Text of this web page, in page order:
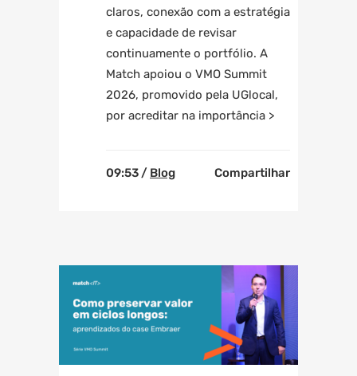
claros, conexão com a estratégia
e capacidade de revisar
continuamente o portfólio. A
Match apoiou o VMO Summit
2026, promovido pela UGlocal,
por acreditar na importância >
09:53 / Blog Compartilhar